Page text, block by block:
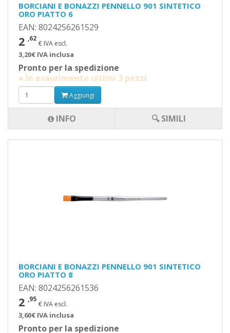
BORCIANI E BONAZZI PENNELLO 901 SINTETICO
ORO PIATTO 6
EAN: 8024256261529
2 ,62
€ IVA escl.
3,20€ IVA inclusa
Pronto per la spedizione
● In esaurimento ultimi 3 pezzi
Aggiungi
INFO 🔍 SIMILI
BORCIANI E BONAZZI PENNELLO 901 SINTETICO
ORO PIATTO 8
EAN: 8024256261536
2 ,95
€ IVA escl.
3,60€ IVA inclusa
Pronto per la spedizione